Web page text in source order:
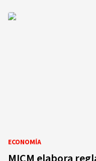
ECONOMÍA